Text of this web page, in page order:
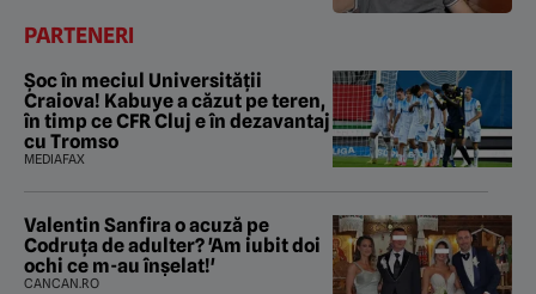
PARTENERI
Șoc în meciul Universității
Craiova! Kabuye a căzut pe teren,
în timp ce CFR Cluj e în dezavantaj
cu Tromso
MEDIAFAX
Valentin Sanfira o acuză pe
Codruța de adulter? 'Am iubit doi
ochi ce m-au înșelat!'
CANCAN.RO